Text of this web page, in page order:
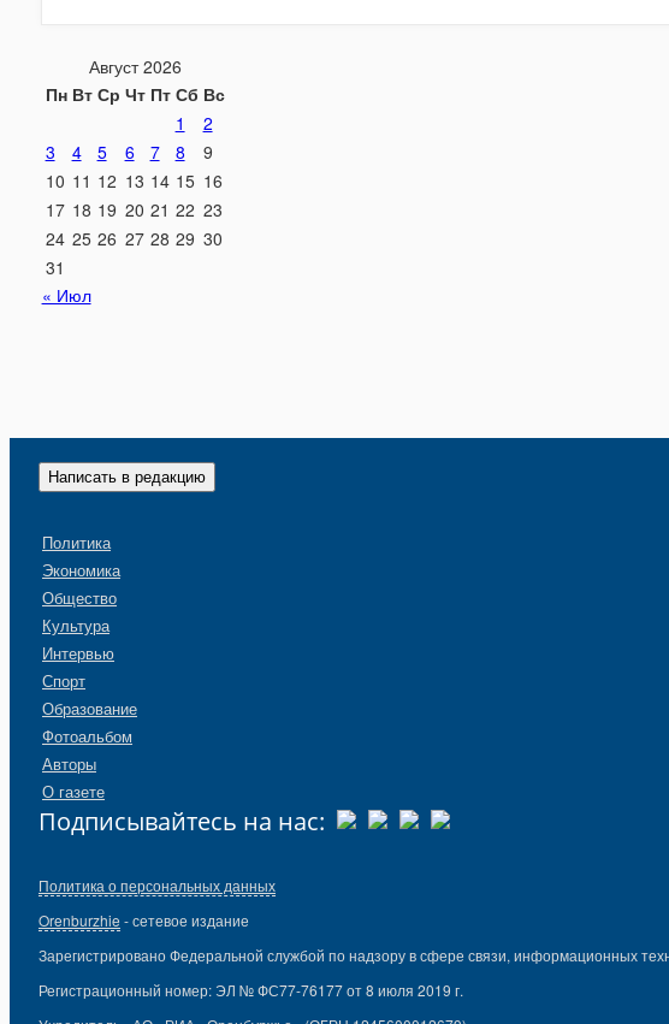
Август 2026
Пн Вт Ср Чт Пт Сб Вс
1
2
3
4 5 6 7 8
9
10 11 12 13 14 15 16
17 18 19 20 21 22 23
24 25 26 27 28 29 30
31
« Июл
Написать в редакцию
Политика
Экономика
Общество
Культура
Интервью
Спорт
Образование
Фотоальбом
Авторы
О газете
Подписывайтесь на нас:
Политика о персональных данных
Orenburzhie - сетевое издание
Зарегистрировано Федеральной службой по надзору в сфере связи, информационных
Регистрационный номер: ЭЛ № ФС77-76177 от 8 июля 2019 г.